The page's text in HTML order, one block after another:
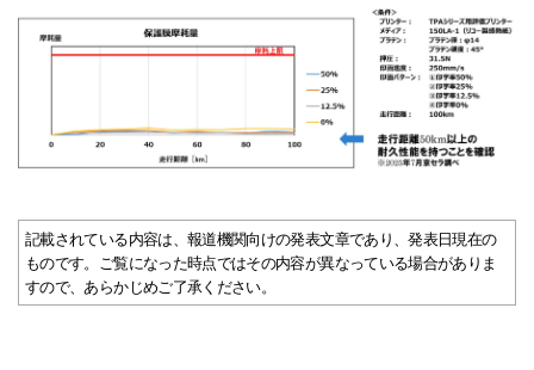
記載されている内容は、報道機関向けの発表文章であり、発表日現在の
ものです。ご覧になった時点ではその内容が異なっている場合がありま
すので、あらかじめご了承ください。